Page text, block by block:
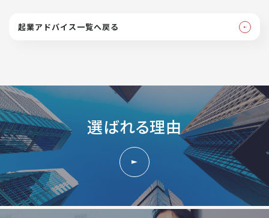
起業アドバイス一覧へ戻る
選ばれる理由